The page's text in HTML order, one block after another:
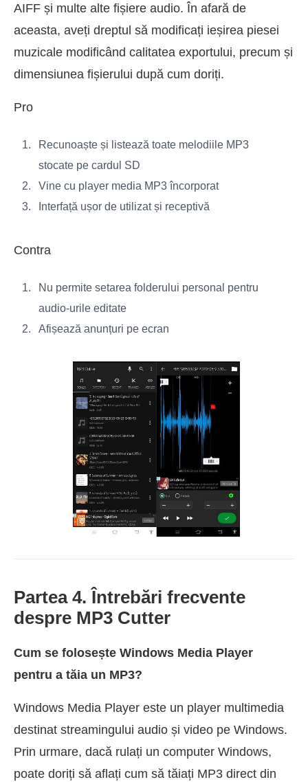
AIFF și multe alte fișiere audio. În afară de
aceasta, aveți dreptul să modificați ieșirea piesei
muzicale modificând calitatea exportului, precum și
dimensiunea fișierului după cum doriți.
Pro
Recunoaște și listează toate melodiile MP3
stocate pe cardul SD
Vine cu player media MP3 încorporat
Interfață ușor de utilizat și receptivă
Contra
Nu permite setarea folderului personal pentru
audio-urile editate
Afișează anunțuri pe ecran
Partea 4. Întrebări frecvente
despre MP3 Cutter
Cum se folosește Windows Media Player
pentru a tăia un MP3?
Windows Media Player este un player multimedia
destinat streamingului audio și video pe Windows.
Prin urmare, dacă rulați un computer Windows,
poate doriți să aflați cum să tăiați MP3 direct din